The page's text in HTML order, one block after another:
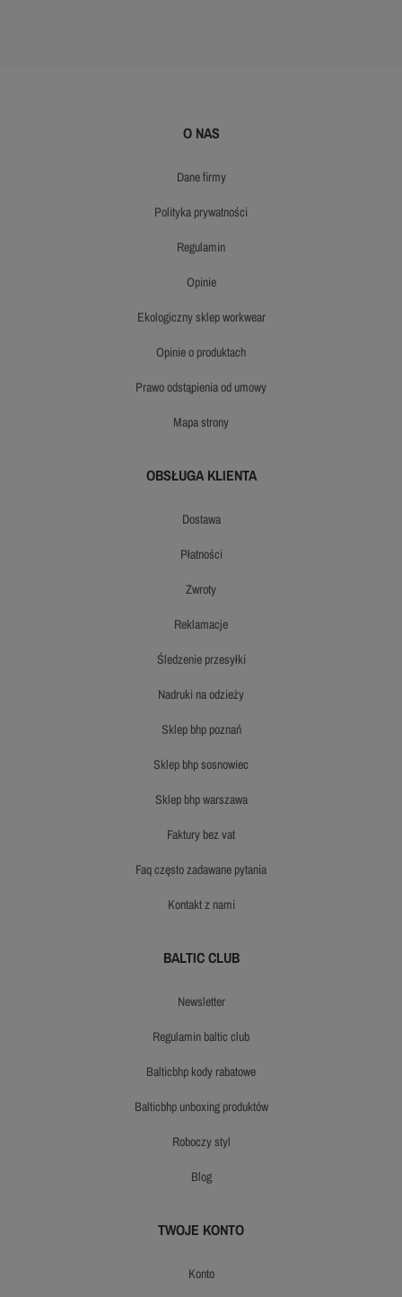
O NAS
dane firmy
polityka prywatności
regulamin
opinie
ekologiczny sklep workwear
opinie o produktach
prawo odstąpienia od umowy
mapa strony
OBSŁUGA KLIENTA
dostawa
płatności
zwroty
reklamacje
śledzenie przesyłki
nadruki na odzieży
sklep bhp poznań
sklep bhp sosnowiec
sklep bhp warszawa
faktury bez vat
faq często zadawane pytania
kontakt z nami
BALTIC CLUB
newsletter
regulamin baltic club
balticbhp kody rabatowe
balticbhp unboxing produktów
roboczy styl
blog
TWOJE KONTO
konto